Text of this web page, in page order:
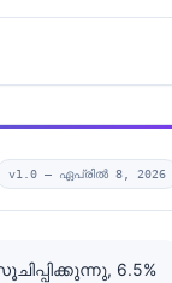
v1.0 — ഏപ്രിൽ 8, 2026
6.5%